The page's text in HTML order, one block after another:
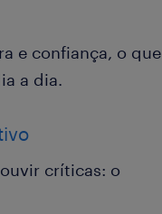
e confiança, o que
a dia.
críticas: o